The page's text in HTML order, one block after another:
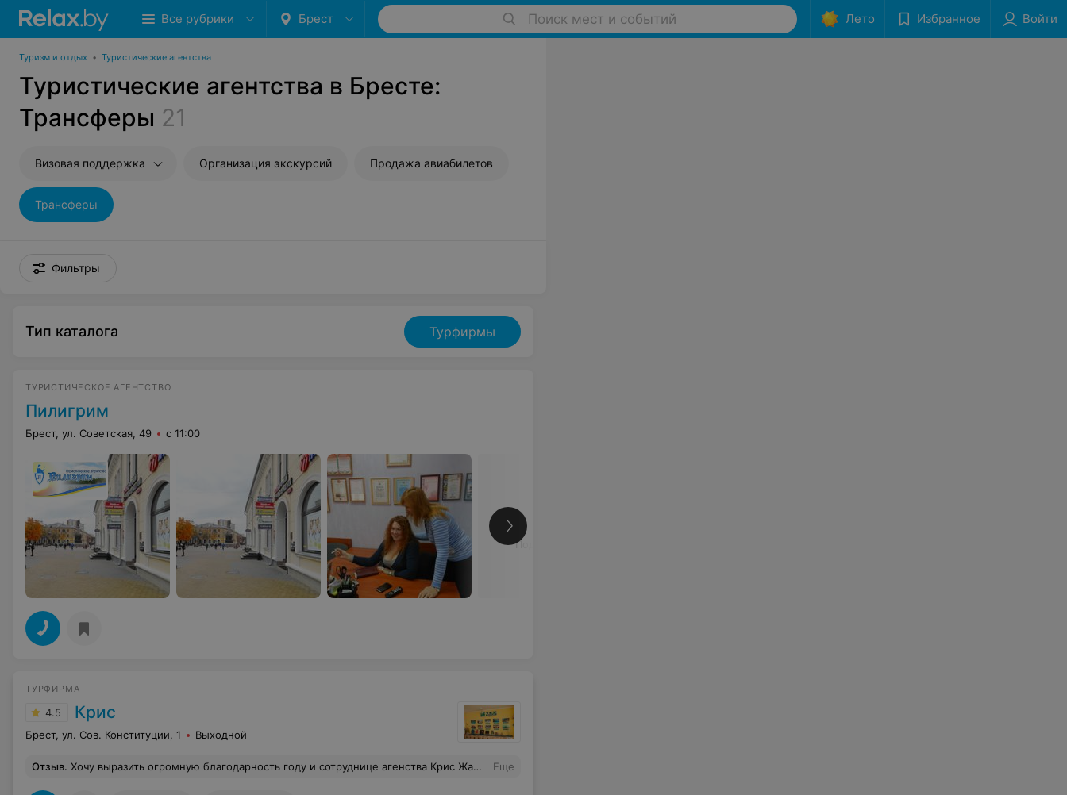
Все рубрики Брест Поиск мест и событий Лето Избранное Войти
Туризм и отдых • Туристические агентства
Туристические агентства в Бресте:
Трансферы 21
Визовая поддержка Организация экскурсий Продажа авиабилетов
Трансферы
Фильтры
Тип каталога Турфирмы
ТУРИСТИЧЕСКОЕ АГЕНТСТВО
Подробнее
Пилигрим
Брест, ул. Советская, 49 с 11:00
ТУРФИРМА
4.5 Крис
Брест, ул. Сов. Конституции, 1 Выходной
Отзыв. Хочу выразить огромную благодарность году и сотруднице агенства Крис Жанне,я ездила в прошлом году в Грецию ,собираюсь сейчас ,ранее она как гид ездила с нами в сопровождении В Чехию и Дрезден ,за высокого уровня профессионализм в работе,отличное качество её работы с клиентами,вежливое,тактичное,чуткое общение с клиентами,всегда на связи ,подскажет,поможет даже в свой отпуск человек идёт на встречу и всегда на связи,очень приятно с ней общаться и сотрудничать.ещё раз спасибо ей! Ходатайствую о её поощрении! Считаю, что таких замечательных работников нужно ценить!!!! Еще